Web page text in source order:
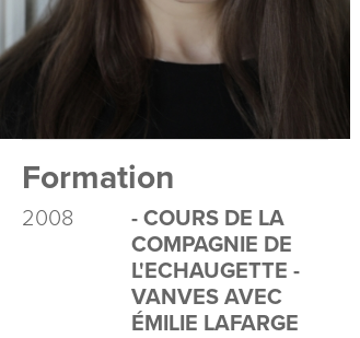
Formation
2008
- COURS DE LA
COMPAGNIE DE
L'ECHAUGETTE -
VANVES AVEC
ÉMILIE LAFARGE